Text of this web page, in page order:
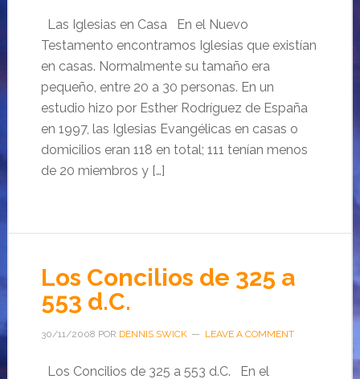
Las Iglesias en Casa En el Nuevo
Testamento encontramos Iglesias que existían
en casas. Normalmente su tamaño era
pequeño, entre 20 a 30 personas. En un
estudio hizo por Esther Rodríguez de España
en 1997, las Iglesias Evangélicas en casas o
domicilios eran 118 en total; 111 tenían menos
de 20 miembros y […]
Los Concilios de 325 a
553 d.C.
30/11/2008 POR DENNIS SWICK LEAVE A COMMENT
Los Concilios de 325 a 553 d.C. En el